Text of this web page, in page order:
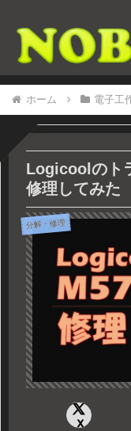
ホーム 電子工
Logicoolのト
修理してみた
分解・修理
X